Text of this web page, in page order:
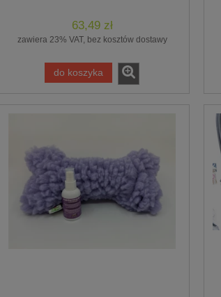
63,49 zł
zawiera 23% VAT, bez kosztów dostawy
do koszyka